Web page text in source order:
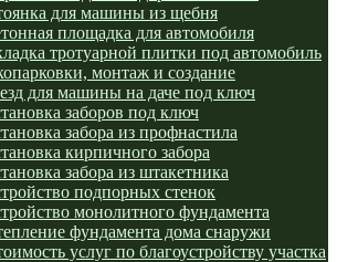
для машины из щебня
площадка для автомобиля
тротуарной плитки под автомобиль
монтаж и создание
для машины на даче под ключ
заборов под ключ
забора из профнастила
кирпичного забора
забора из штакетника
подпорных стенок
монолитного фундамента
фундамента дома снаружи
услуг по благоустройству участка